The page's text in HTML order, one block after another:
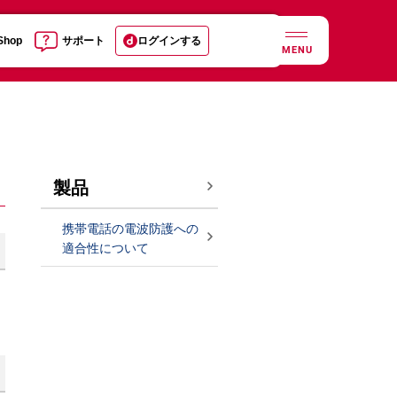
サポート ログインする
MENU
製品
携帯電話の電波防護への
適合性について